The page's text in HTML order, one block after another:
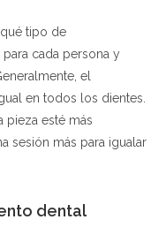
tipo de
cada persona y
el
en todos los dientes.
pieza esté más
sesión más para igualar
dental